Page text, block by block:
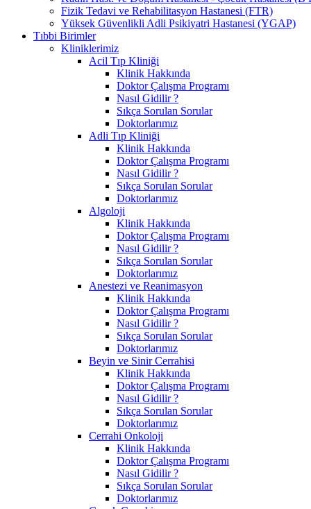
Fizik Tedavi ve Rehabilitasyon Hastanesi (FTR)
Yüksek Güvenlikli Adli Psikiyatri Hastanesi (YGAP)
Tıbbi Birimler
Kliniklerimiz
Acil Tıp Kliniği
Klinik Hakkında
Doktor Çalışma Programı
Nasıl Gidilir ?
Sıkça Sorulan Sorular
Doktorlarımız
Adli Tıp Kliniği
Klinik Hakkında
Doktor Çalışma Programı
Nasıl Gidilir ?
Sıkça Sorulan Sorular
Doktorlarımız
Algoloji
Klinik Hakkında
Doktor Çalışma Programı
Nasıl Gidilir ?
Sıkça Sorulan Sorular
Doktorlarımız
Anestezi ve Reanimasyon
Klinik Hakkında
Doktor Çalışma Programı
Nasıl Gidilir ?
Sıkça Sorulan Sorular
Doktorlarımız
Beyin ve Sinir Cerrahisi
Klinik Hakkında
Doktor Çalışma Programı
Nasıl Gidilir ?
Sıkça Sorulan Sorular
Doktorlarımız
Cerrahi Onkoloji
Klinik Hakkında
Doktor Çalışma Programı
Nasıl Gidilir ?
Sıkça Sorulan Sorular
Doktorlarımız